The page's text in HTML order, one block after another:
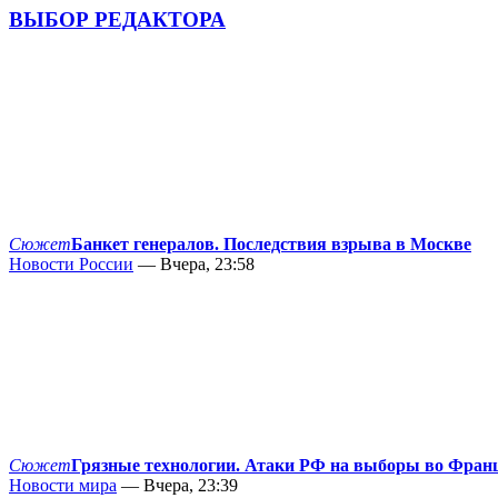
ВЫБОР РЕДАКТОРА
СюжетБанкет генералов. Последствия взрыва в Москве
Новости России — Вчера, 23:58
СюжетГрязные технологии. Атаки РФ на выборы во
Новости мира — Вчера, 23:39